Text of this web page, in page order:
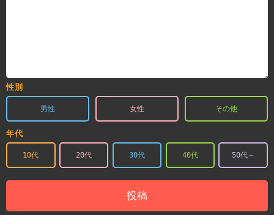
性別
男性 女性 その他
年代
10代 20代 30代 40代 50代～
投稿